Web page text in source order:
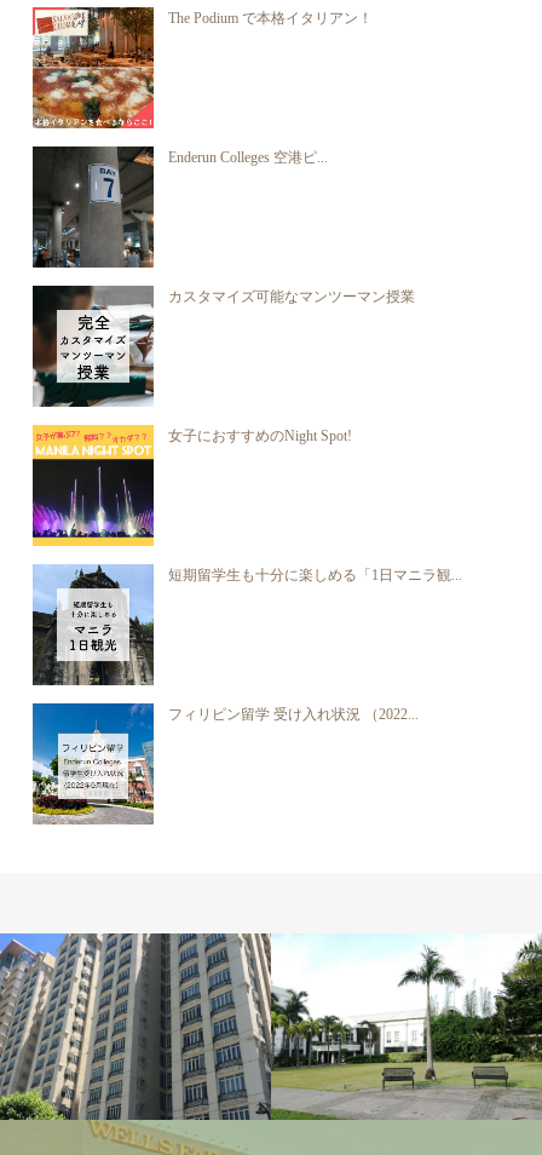
The Podium で本格イタリアン！
Enderun Colleges 空港ピ...
カスタマイズ可能なマンツーマン授業
女子におすすめのNight Spot!
短期留学生も十分に楽しめる「1日マニラ観...
フィリピン留学 受け入れ状況 （2022...
宿泊施設 学校施設